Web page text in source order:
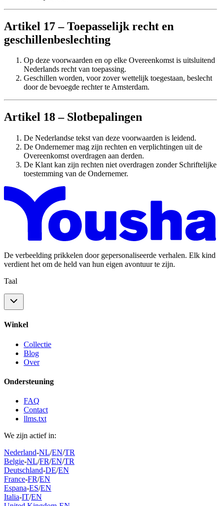
Artikel 17 – Toepasselijk recht en
geschillenbeslechting
Op deze voorwaarden en op elke Overeenkomst is uitsluitend
Nederlands recht van toepassing.
Geschillen worden, voor zover wettelijk toegestaan, beslecht
door de bevoegde rechter te Amsterdam.
Artikel 18 – Slotbepalingen
De Nederlandse tekst van deze voorwaarden is leidend.
De Ondernemer mag zijn rechten en verplichtingen uit de
Overeenkomst overdragen aan derden.
De Klant kan zijn rechten niet overdragen zonder Schriftelijke
toestemming van de Ondernemer.
De verbeelding prikkelen door gepersonaliseerde verhalen. Elk kind
verdient het om de held van hun eigen avontuur te zijn.
Taal
Winkel
Collectie
Blog
Over
Ondersteuning
FAQ
Contact
llms.txt
We zijn actief in:
Nederland-NL/EN/TR
Belgie-NL/FR/EN/TR
Deutschland-DE/EN
France-FR/EN
Espana-ES/EN
Italia-IT/EN